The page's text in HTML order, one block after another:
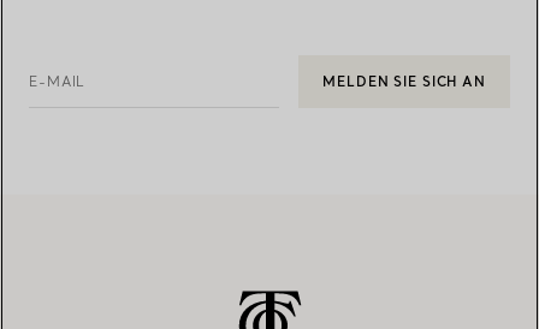
E-MAIL MELDEN SIE SICH AN